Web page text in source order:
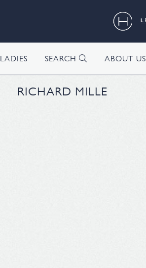
LADIES SEARCH ABOUT US
RICHARD MILLE